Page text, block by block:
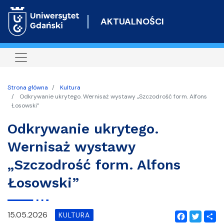
do
AKTUALNOŚCI
Strona główna
Kultura
Odkrywanie ukrytego. Wernisaż wystawy „Szczodrość form. Alfons
Łosowski”
Odkrywanie ukrytego.
Wernisaż wystawy
„Szczodrość form. Alfons
Łosowski”
15.05.2026 KULTURA